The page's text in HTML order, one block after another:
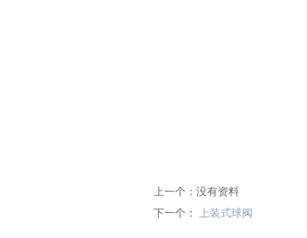
上一个：没有资料
下一个：
上装式球阀